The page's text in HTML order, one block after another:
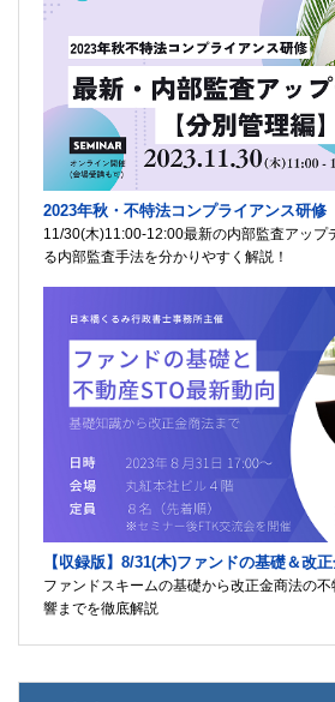
2023年秋・不特法コンプライアンス研修
11/30(木)11:00-12:00最新の内部監査アップ
る内部監査手法を分かりやすく解説！
【収録版】8/31(木)ファンドの基礎＆改
ファンドスキームの基礎から改正金商法の
響までを徹底解説